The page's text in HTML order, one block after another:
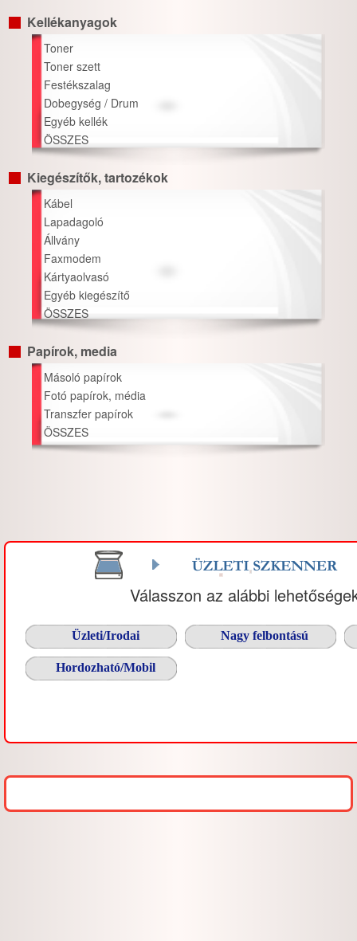
Kellékanyagok
Toner
Toner szett
Festékszalag
Dobegység / Drum
Egyéb kellék
ÖSSZES
Kiegészítők, tartozékok
Kábel
Lapadagoló
Állvány
Faxmodem
Kártyaolvasó
Egyéb kiegészítő
ÖSSZES
Papírok, media
Másoló papírok
Fotó papírok, média
Transzfer papírok
ÖSSZES
Válasszon az alábbi
Üzleti/Irodai Nagy felbontású
Hordozható/Mobil